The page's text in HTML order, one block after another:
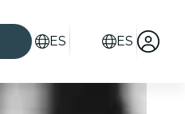
ES ES